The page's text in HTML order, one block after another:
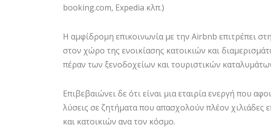
booking.com, Expedia κλπ.)
Η αμφίδρομη επικοινωνία με την Airbnb επιτρέπει
στον χώρο της ενοικίασης κατοικιών και
πέραν των ξενοδοχείων και τουριστικών
Επιβεβαιώνει δε ότι είναι μια εταιρία ενεργή που
λύσεις σε ζητήματα που απασχολούν πλέον χιλιάδες
και κατοικιών ανα τον κόσμο.